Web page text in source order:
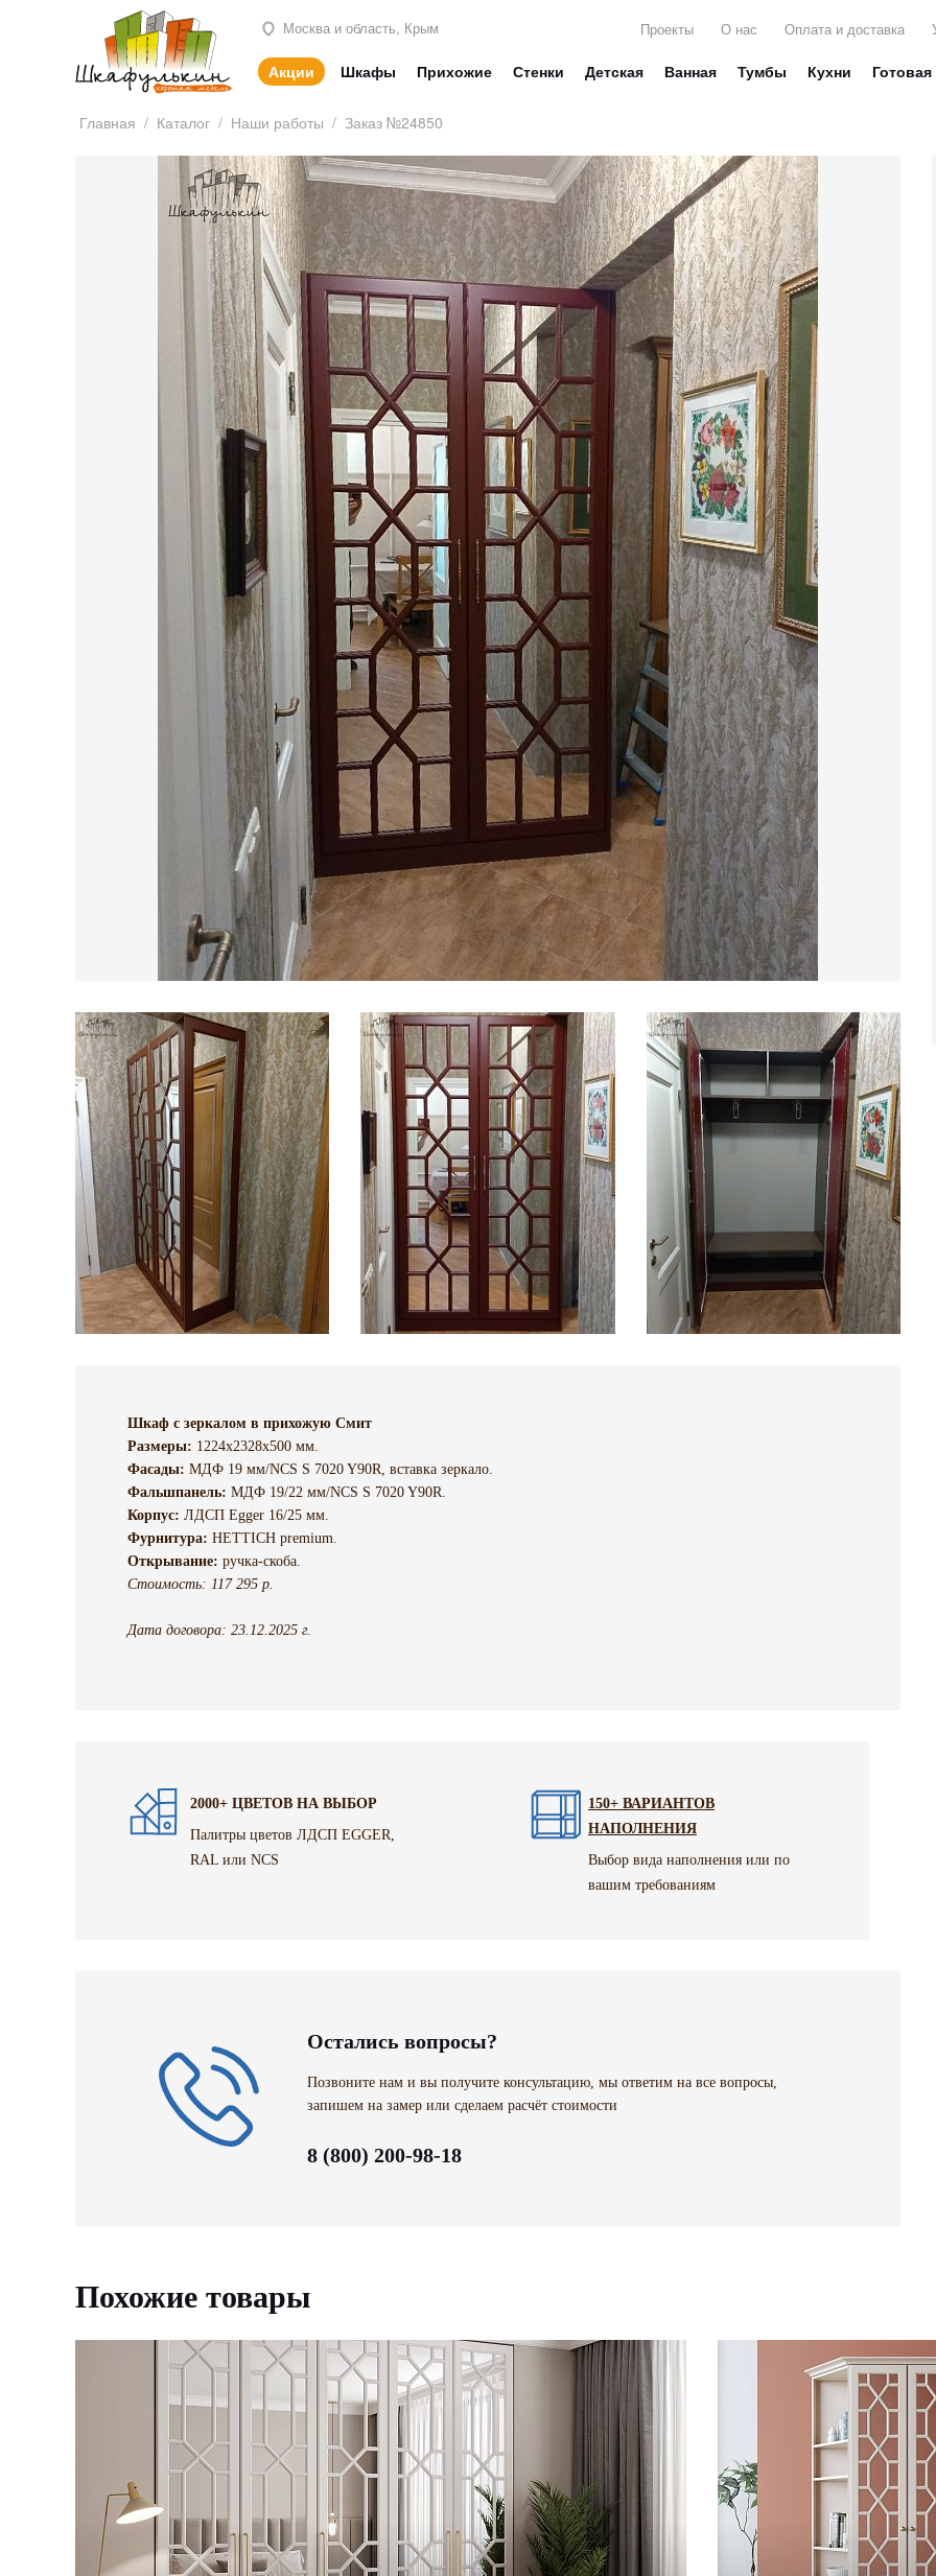
Москва и область, Крым Проекты О нас Оплата и доставка
Акции Шкафы Прихожие Стенки Детская Ванная Тумбы Кухни
Главная / Каталог / Наши работы / Заказ №24850
Шкаф с зеркалом в прихожую Смит
Размеры: 1224х2328х500 мм.
Фасады: МДФ 19 мм/NCS S 7020 Y90R, вставка зеркало.
Фальшпанель: МДФ 19/22 мм/NCS S 7020 Y90R.
Корпус: ЛДСП Egger 16/25 мм.
Фурнитура: HETTICH premium.
Открывание: ручка-скоба.
Стоимость: 117 295 р.
Дата договора: 23.12.2025 г.
2000+ ЦВЕТОВ НА ВЫБОР
Палитры цветов ЛДСП EGGER,
RAL или NCS
150+ ВАРИАНТОВ
НАПОЛНЕНИЯ
Выбор вида наполнения или по
вашим требованиям
Остались вопросы?
Позвоните нам и вы получите консультацию, мы ответим на все вопросы,
запишем на замер или сделаем расчёт стоимости
8 (800) 200-98-18
Похожие товары